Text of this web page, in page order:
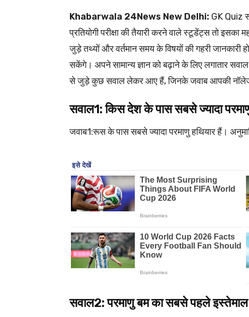
Khabarwala 24News New Delhi: GK Quiz
प्रतियोगी परीक्षा की तैयारी करने वाले स्टूडेंट्स तो
जुड़े तथ्यों और वर्तमान समय के विषयों की गहरी जानकारी
सकेंगे। अपने सामान्य ज्ञान को बढ़ाने के लिए लगातार
से जुड़े कुछ सवाल लेकर आए हैं, जिनके जवाब आपकी
सवाल1: किस देश के पास सबसे ज्यादा
जवाब1:रूस के पास सबसे ज्यादा परमाणु हथियार हैं।
सवाल2: परमाणु बम का सबसे पहले